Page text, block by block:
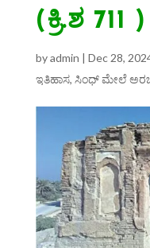
(ಕ್ರಿ.ಶ 711 )
byadmin | Dec 28,
ಇತಿಹಾಸ, ಸಿಂಧ್ ಮೇಲೆ